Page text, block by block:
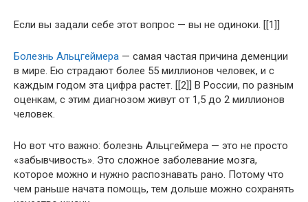
Если вы задали себе этот вопрос — вы не одиноки. [[1]]
Болезнь Альцгеймера — самая частая причина деменции
в мире. Ею страдают более 55 миллионов человек, и с
каждым годом эта цифра растет. [[2]] В России, по разным
оценкам, с этим диагнозом живут от 1,5 до 2 миллионов
человек.
Но вот что важно: болезнь Альцгеймера — это не просто
«забывчивость». Это сложное заболевание мозга,
которое можно и нужно распознавать рано. Потому что
чем раньше начата помощь, тем дольше можно сохранять